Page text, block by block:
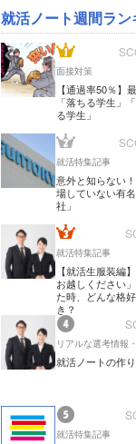
就活ノート週間ラン
面接対策
【通過率50％】
「落ちる学生」
る学生」
就活特集記事
意外と知らない
場していない有
社」
就活特集記事
【就活生服装編
お越しください
た時、どんな格
き？
リアルな選考情報
就活ノートの作
就活特集記事